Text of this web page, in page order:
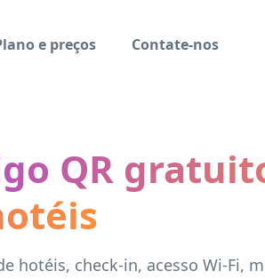
e preços Contate-nos
QR
hotéis, check-in, acesso Wi-Fi,